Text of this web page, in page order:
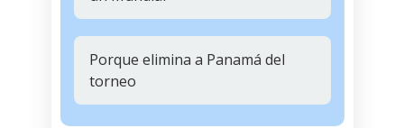
Porque elimina a Panamá del
torneo